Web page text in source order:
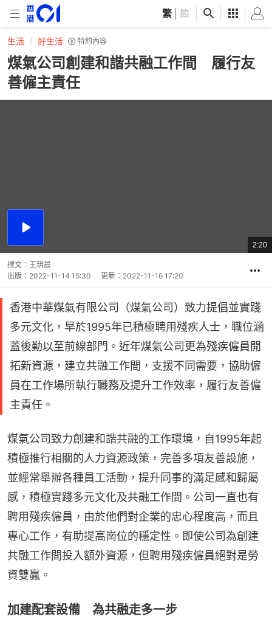
繁 简
生活 好生活 特約內容
煤氣公司創建和諧共融工作間 履行友
善僱主責任
播
總
共
2:20
撰文： 王玥晨
出版： 2022-11-14 15:30 更新： 2022-11-16 17:20
香港中華煤氣有限公司（煤氣公司）致力提倡並實踐
多元文化，早於1995年已積極聘用殘疾人士，職位涵
蓋後勤以至前線部門。近年煤氣公司更為殘疾僱員開
拓新資源，建立共融工作間，支援不同需要，協助僱
員在工作場所執行職務及提升工作效率，履行友善僱
主責任。
煤氣公司致力創建和諧共融的工作環境，自1995年起
積極推行相關的人力資源政策，完善多項友善設施，
並經常舉辦各種員工活動，提升同事的滿足感和歸屬
感，積極實踐多元文化及共融工作間。公司一直也有
聘用殘疾僱員，由於他們對企業的忠心程度高，而且
專心工作，有助提高崗位的穩定性。即使公司為創建
共融工作間投入額外資源，但聘用殘疾僱員絕對是勞
資雙贏。
加建配套設備 為共融走多一步